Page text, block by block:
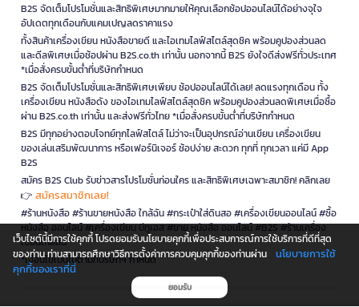
B2S จัดเต็มโปรโมชั่นและสิทธิพิเศษมากมายให้คุณเลือกช้อปออนไลน์ได้อย่างจุใจ
อัปเดตทุกเดือนกับแคมเปญลดราคาแรง
ทั้งสินค้าเครื่องเขียน หนังสือขายดี และไอเทมไลฟ์สไตล์สุดชิค พร้อมคูปองส่วนลด
และดีลพิเศษเมื่อช้อปผ่าน B2S.co.th เท่านั้น นอกจากนี้ B2S ยังใจดีส่งฟรีทั่วประเทศ
*เมื่อสั่งครบขั้นต่ำที่บริษัทกำหนด
B2S จัดเต็มโปรโมชั่นและสิทธิพิเศษเพียบ ช้อปออนไลน์ได้เลย! ลดแรงทุกเดือน ทั้ง
เครื่องเขียน หนังสือดัง ของไอเทมไลฟ์สไตล์สุดชิค พร้อมคูปองส่วนลดพิเศษเมื่อซื้อ
ผ่าน B2S.co.th เท่านั้น และส่งฟรีทั่วไทย *เมื่อสั่งครบขั้นต่ำที่บริษัทกำหนด
B2S มีทุกอย่างตอบโจทย์ทุกไลฟ์สไตล์ ไม่ว่าจะเป็นอุปกรณ์อ่านเขียน เครื่องเขียน
ของเล่นเสริมพัฒนาการ หรือเฟอร์นิเจอร์ ช้อปง่าย สะดวก ทุกที่ ทุกเวลา แค่มี App
B2S
สมัคร B2S Club รับข่าวสารโปรโมชั่นก่อนใคร และสิทธิพิเศษเฉพาะสมาชิก! คลิกเลย
👉 สมัครสมาชิกเลย!
#ร้านหนังสือ #ร้านขายหนังสือ ใกล้ฉัน #กระเป๋าใส่ดินสอ #เครื่องเขียนออนไลน์ #ซื้อ
หนังสือ ออนไลน์ #เครื่องเขียน บีทูเอส #ขาย หนังสือ ออนไลน์ #B2S #ร้านเครื่อง
เขียนใกล้ฉัน
*เงื่อนไขเป็นไปตามที่บริษัทฯ กำหนด
เว็บไซต์นี้มีการใช้คุกกี้ โปรดยอมรับนโยบายคุกกี้เพื่อประสบการณ์การใช้บริการที่ดีที่สุด
ของท่าน ท่านสามารถศึกษาวิธีการตั้งค่าการควบคุมคุกกี้ของท่านผ่าน
นโยบายการใช้
คุกกี้ของเราที่นี่
ยอมรับ